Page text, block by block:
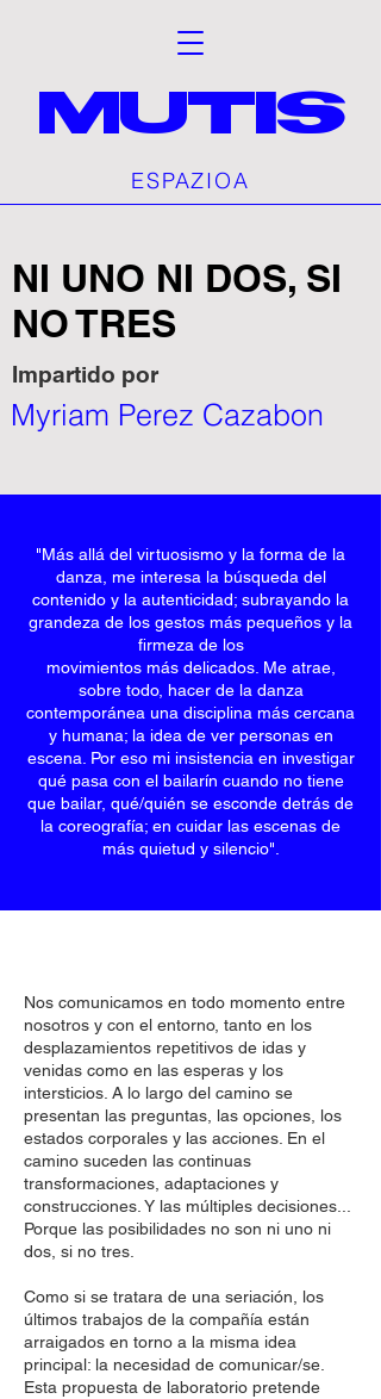
MUTIS
ESPAZIOA
NI UNO NI DOS, SI
NO TRES
Impartido por
Myriam Perez Cazabon
"Más allá del virtuosismo y la forma de la
danza, me interesa la búsqueda del
contenido y la autenticidad; subrayando la
grandeza de los gestos más pequeños y la
firmeza de los
movimientos más delicados. Me atrae,
sobre todo, hacer de la danza
contemporánea una disciplina más cercana
y humana; la idea de ver personas en
escena. Por eso mi insistencia en investigar
qué pasa con el bailarín cuando no tiene
que bailar, qué/quién se esconde detrás de
la coreografía; en cuidar las escenas de
más quietud y silencio".
Nos comunicamos en todo momento entre
nosotros y con el entorno, tanto en los
desplazamientos repetitivos de idas y
venidas como en las esperas y los
intersticios. A lo largo del camino se
presentan las preguntas, las opciones, los
estados corporales y las acciones. En el
camino suceden las continuas
transformaciones, adaptaciones y
construcciones. Y las múltiples decisiones...
Porque las posibilidades no son ni uno ni
dos, si no tres.
Como si se tratara de una seriación, los
últimos trabajos de la compañía están
arraigados en torno a la misma idea
principal: la necesidad de comunicar/se.
Esta propuesta de laboratorio pretende